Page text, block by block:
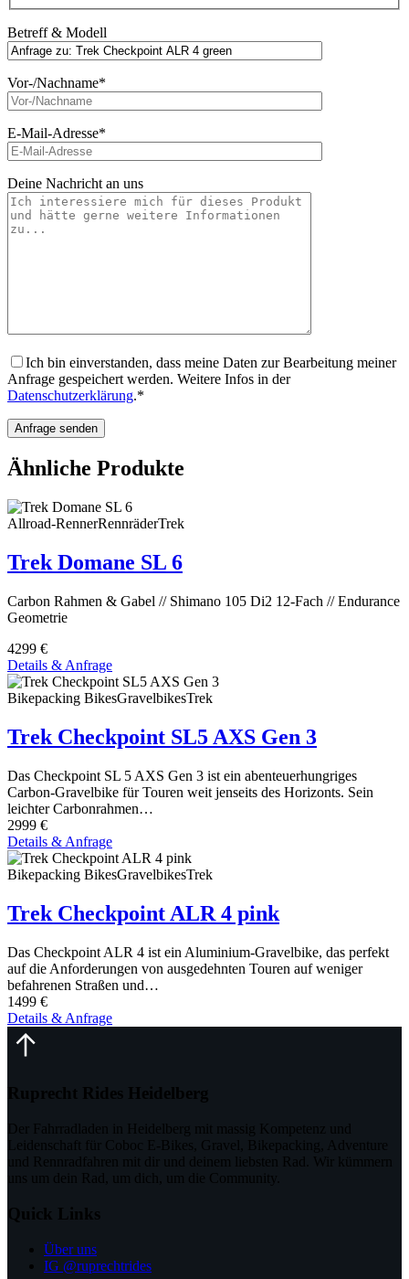
Betreff & Modell
Vor-/Nachname*
E-Mail-Adresse*
Deine Nachricht an uns
Ich bin einverstanden, dass meine Daten zur Bearbeitung meiner
Anfrage gespeichert werden. Weitere Infos in der
Datenschutzerklärung.*
Ähnliche Produkte
Allroad-RennerRennräderTrek
Trek Domane SL 6
Carbon Rahmen & Gabel // Shimano 105 Di2 12-Fach // Endurance
Geometrie
4299 €
Details & Anfrage
Bikepacking BikesGravelbikesTrek
Trek Checkpoint SL5 AXS Gen 3
Das Checkpoint SL 5 AXS Gen 3 ist ein abenteuerhungriges
Carbon-Gravelbike für Touren weit jenseits des Horizonts. Sein
leichter Carbonrahmen…
2999 €
Details & Anfrage
Bikepacking BikesGravelbikesTrek
Trek Checkpoint ALR 4 pink
Das Checkpoint ALR 4 ist ein Aluminium-Gravelbike, das perfekt
auf die Anforderungen von ausgedehnten Touren auf weniger
befahrenen Straßen und…
1499 €
Details & Anfrage
Ruprecht Rides Heidelberg
Der Fahrradladen in Heidelberg mit massig Kompetenz und
Leidenschaft für Coboc E-Bikes, Gravel, Bikepacking, Adventure
und Rennradfahren mit dir und deinem liebsten Rad. Wir kümmern
uns um dein Rad, um dich, um die Community.
Quick Links
Über uns
IG @ruprechtrides